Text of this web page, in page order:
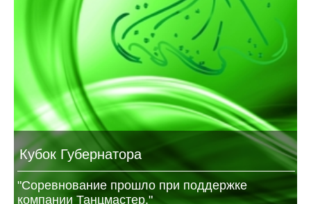
Кубок Губернатора
"Соревнование прошло при поддержке
компании Танцмастер."